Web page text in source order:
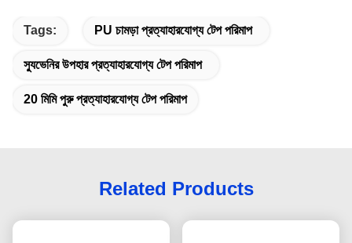
Tags: PU চামড়া প্রত্যাহারযোগ্য টেপ পরিমাপ
স্যুভেনির উপহার প্রত্যাহারযোগ্য টেপ পরিমাপ
20 মিমি পুরু প্রত্যাহারযোগ্য টেপ পরিমাপ
Related Products